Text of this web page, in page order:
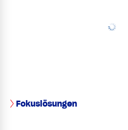
Fokuslösungen